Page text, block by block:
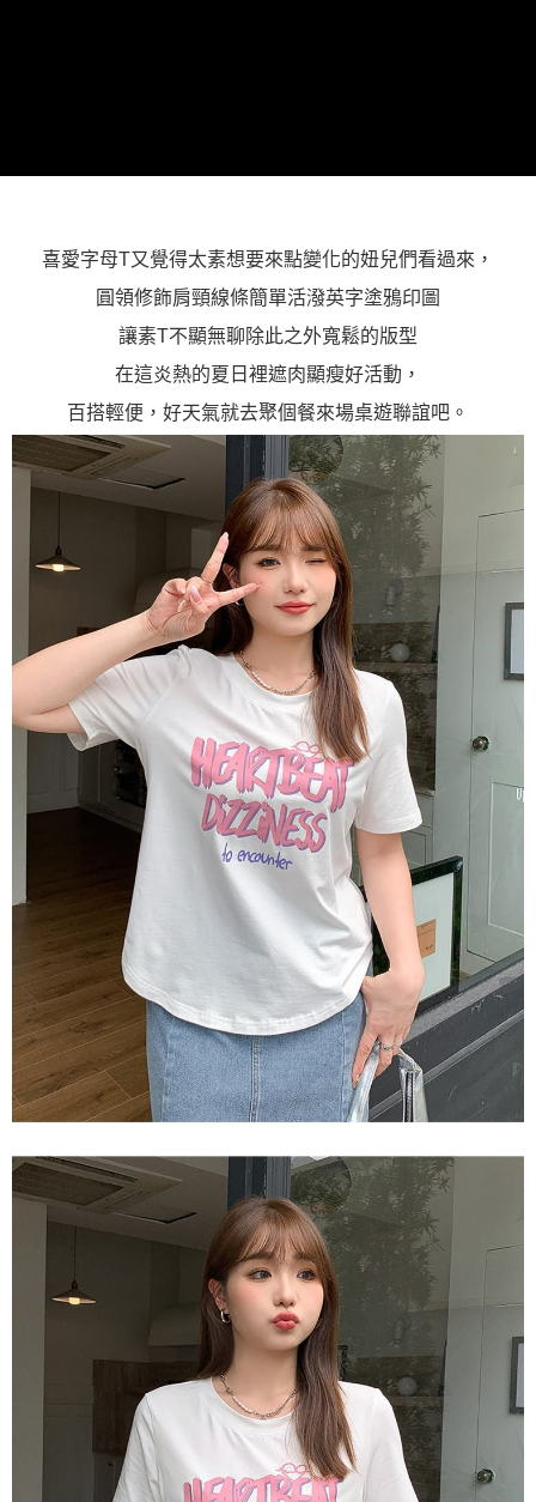
喜愛字母T又覺得太素想要來點變化的妞兒們看過來，
圓領修飾肩頸線條簡單活潑英字塗鴉印圖
讓素T不顯無聊除此之外寬鬆的版型
在這炎熱的夏日裡遮肉顯瘦好活動，
百搭輕便，好天氣就去聚個餐來場桌遊聯誼吧。